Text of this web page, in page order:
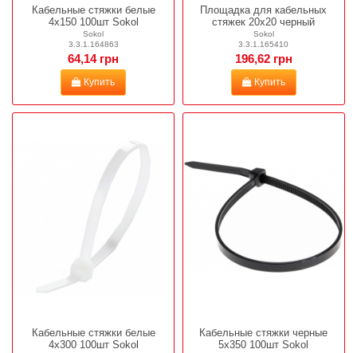
Кабельные стяжки белые
4х150 100шт Sokol
Sokol
3.3.1.164863
64,14 грн
Купить
Площадка для кабельных
стяжек 20х20 черный
Sokol
3.3.1.165410
196,62 грн
Купить
Кабельные стяжки белые
4х300 100шт Sokol
Кабельные стяжки черные
5х350 100шт Sokol